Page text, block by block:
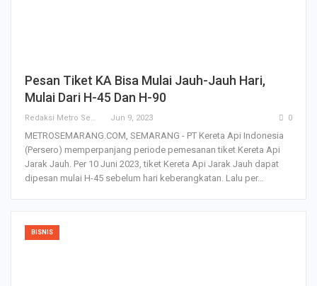
Pesan Tiket KA Bisa Mulai Jauh-Jauh Hari,
Mulai Dari H-45 Dan H-90
Redaksi Metro Semarang Jun 9, 2023 0
METROSEMARANG.COM, SEMARANG - PT Kereta Api Indonesia
(Persero) memperpanjang periode pemesanan tiket Kereta Api
Jarak Jauh. Per 10 Juni 2023, tiket Kereta Api Jarak Jauh dapat
dipesan mulai H-45 sebelum hari keberangkatan. Lalu per…
BISNIS